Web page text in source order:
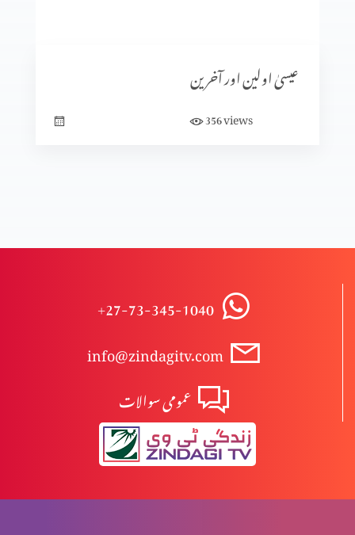
ابدی سلامتی
کیا آپ پریشان ہیں؟
مجھ گنہگار پر رحم فرما
آزادی اور غلامی
عیسیٰ اولین اور آخرین
356views
+27-73-345-1040
info@zindagitv.com
عمومی سوالات